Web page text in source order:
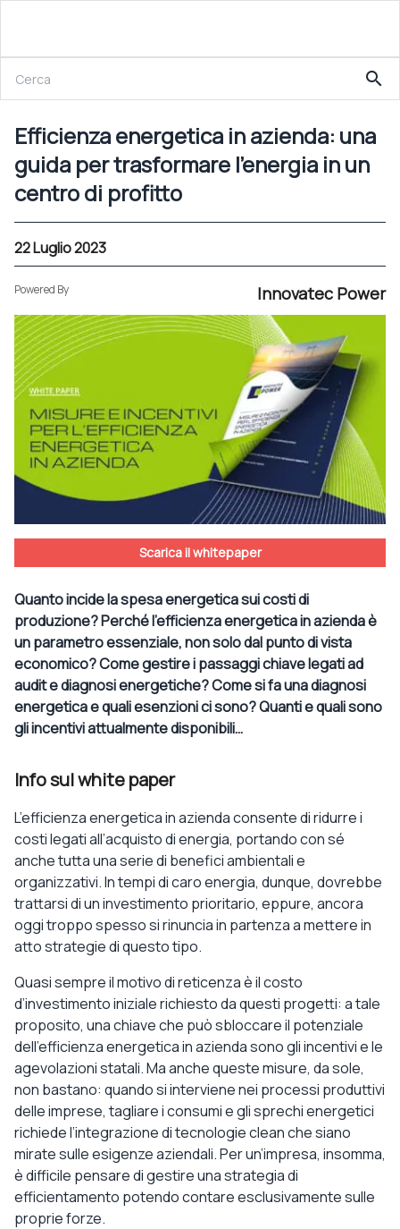
Efficienza energetica in azienda: una guida per trasformare l’energia in un centro di profitto
search
Efficienza energetica in azienda: una
guida per trasformare l’energia in un
centro di profitto
22 Luglio 2023
Powered By Innovatec Power
Scarica il whitepaper
Quanto incide la spesa energetica sui costi di
produzione? Perché l’efficienza energetica in azienda è
un parametro essenziale, non solo dal punto di vista
economico? Come gestire i passaggi chiave legati ad
audit e diagnosi energetiche? Come si fa una diagnosi
energetica e quali esenzioni ci sono? Quanti e quali sono
gli incentivi attualmente disponibili…
Info sul white paper
L’efficienza energetica in azienda consente di ridurre i
costi legati all’acquisto di energia, portando con sé
anche tutta una serie di benefici ambientali e
organizzativi. In tempi di caro energia, dunque, dovrebbe
trattarsi di un investimento prioritario, eppure, ancora
oggi troppo spesso si rinuncia in partenza a mettere in
atto strategie di questo tipo.
Quasi sempre il motivo di reticenza è il costo
d’investimento iniziale richiesto da questi progetti: a tale
proposito, una chiave che può sbloccare il potenziale
dell’efficienza energetica in azienda sono gli incentivi e le
agevolazioni statali. Ma anche queste misure, da sole,
non bastano: quando si interviene nei processi produttivi
delle imprese, tagliare i consumi e gli sprechi energetici
richiede l’integrazione di tecnologie clean che siano
mirate sulle esigenze aziendali. Per un’impresa, insomma,
è difficile pensare di gestire una strategia di
efficientamento potendo contare esclusivamente sulle
proprie forze.